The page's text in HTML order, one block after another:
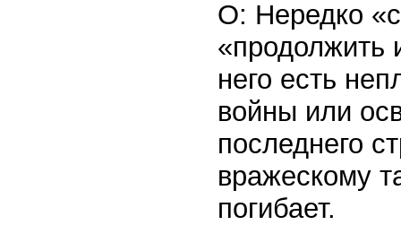
О: Нередко
«продолжить
него есть
войны или
последнего
вражескому
погибает.